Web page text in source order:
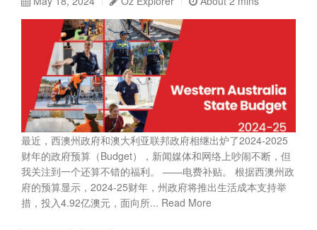
最近，西澳州政府和澳大利亚联邦政府相继出炉了2024-2025
财年的政府预算（Budget），新闻媒体和网络上吵闹不断，但
我关注到一个还算不错的福利。 ——电费补贴。 根据西澳州政
府的预算显示，2024-25财年，州政府将推出生活成本支持举
措，投入4.92亿澳元，面向所... Read More